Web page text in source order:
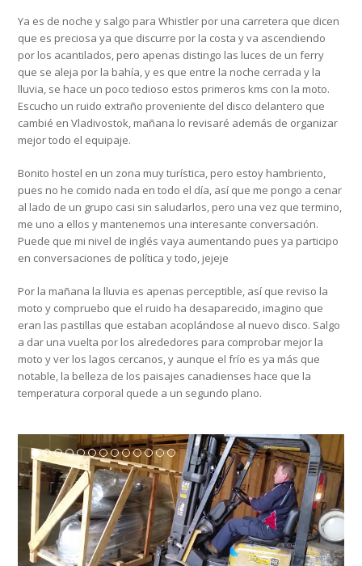
Ya es de noche y salgo para Whistler por una carretera que dicen
que es preciosa ya que discurre por la costa y va ascendiendo
por los acantilados, pero apenas distingo las luces de un ferry
que se aleja por la bahía, y es que entre la noche cerrada y la
lluvia, se hace un poco tedioso estos primeros kms con la moto.
Escucho un ruido extraño proveniente del disco delantero que
cambié en Vladivostok, mañana lo revisaré además de organizar
mejor todo el equipaje.
Bonito hostel en un zona muy turística, pero estoy hambriento,
pues no he comido nada en todo el día, así que me pongo a cenar
al lado de un grupo casi sin saludarlos, pero una vez que termino,
me uno a ellos y mantenemos una interesante conversación.
Puede que mi nivel de inglés vaya aumentando pues ya participo
en conversaciones de política y todo, jejeje
Por la mañana la lluvia es apenas perceptible, así que reviso la
moto y compruebo que el ruido ha desaparecido, imagino que
eran las pastillas que estaban acoplándose al nuevo disco. Salgo
a dar una vuelta por los alrededores para comprobar mejor la
moto y ver los lagos cercanos, y aunque el frío es ya más que
notable, la belleza de los paisajes canadienses hace que la
temperatura corporal quede a un segundo plano.